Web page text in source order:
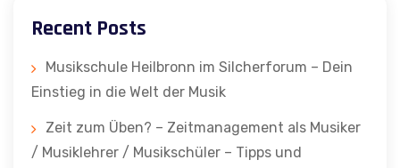
Recent Posts
Musikschule Heilbronn im Silcherforum – Dein
Einstieg in die Welt der Musik
Zeit zum Üben? – Zeitmanagement als Musiker
/ Musiklehrer / Musikschüler – Tipps und